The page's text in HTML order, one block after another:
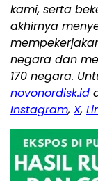
kami, serta
akhirnya
negara dan
170 negara.
novonordisk.id
Instagram, X,